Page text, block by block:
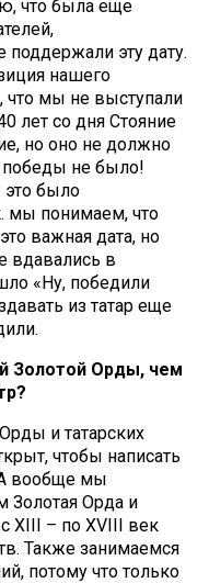
что была еще
эту дату.
нашего
что мы не выступали
лет со дня Стояние
но оно не должно
победы не было!
это было
мы понимаем, что
важная дата, но
вдавались в
«Ну, победили
из татар еще
Золотой Орды, чем
и татарских
чтобы написать
вообще мы
Золотая Орда и
с XIII – по XVIII век
Также занимаемся
потому что только